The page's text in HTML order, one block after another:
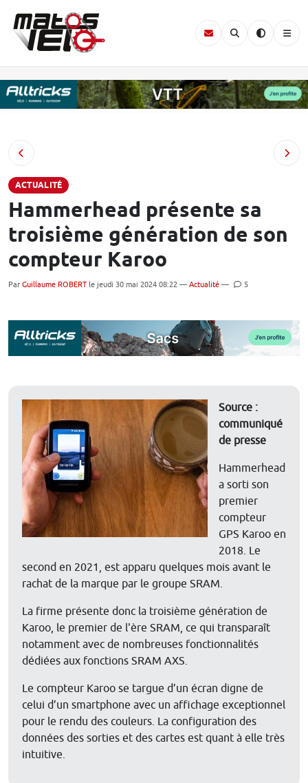
ACTUALITÉ
Hammerhead présente sa
troisième génération de son
compteur Karoo
Par Guillaume ROBERT le jeudi 30 mai 2024 08:22 — Actualité — 5
Source :
communiqué
de presse
Hammerhead
a sorti son
premier
compteur
GPS Karoo en
2018. Le
second en 2021, est apparu quelques mois avant le
rachat de la marque par le groupe SRAM.
La firme présente donc la troisième génération de
Karoo, le premier de l'ère SRAM, ce qui transparaît
notamment avec de nombreuses fonctionnalités
dédiées aux fonctions SRAM AXS.
Le compteur Karoo se targue d’un écran digne de
celui d’un smartphone avec un affichage exceptionnel
pour le rendu des couleurs. La configuration des
données des sorties et des cartes est quant à elle très
intuitive.